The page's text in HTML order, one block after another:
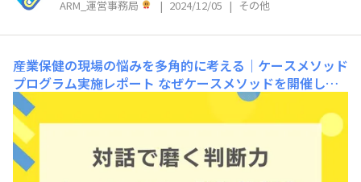
ARM_運営事務局 | 2024/12/05 | その他
産業保健の現場の悩みを多角的に考える｜ケースメソッド
プログラム実施レポート なぜケースメソッドを開催した
のか 産業保健の現場では、 産業保健職が一人あるいは少
人数である 他社の事例を聞く機会が少ない 正解のない課
題が多い といった状況があります。 そのような状況のな
かで働く産業保健職を支援し、より活躍できる環境づくり
につなげることを目的として、今回は参加者同